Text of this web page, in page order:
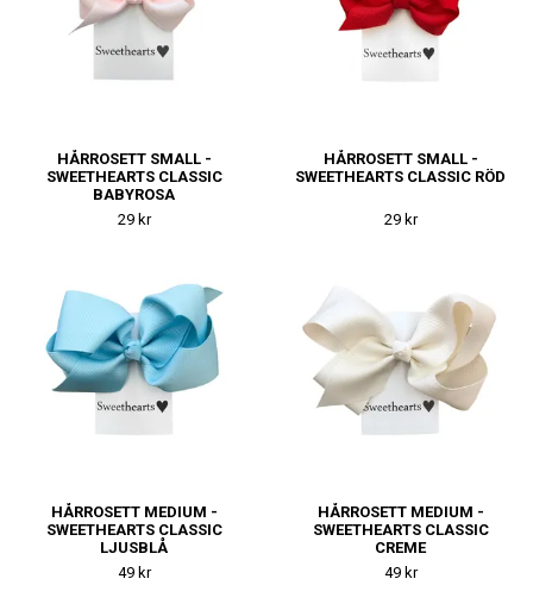
HÅRROSETT SMALL -
SWEETHEARTS CLASSIC
BABYROSA
29 kr
HÅRROSETT SMALL -
SWEETHEARTS CLASSIC RÖD
29 kr
HÅRROSETT MEDIUM -
SWEETHEARTS CLASSIC
LJUSBLÅ
49 kr
HÅRROSETT MEDIUM -
SWEETHEARTS CLASSIC
CREME
49 kr